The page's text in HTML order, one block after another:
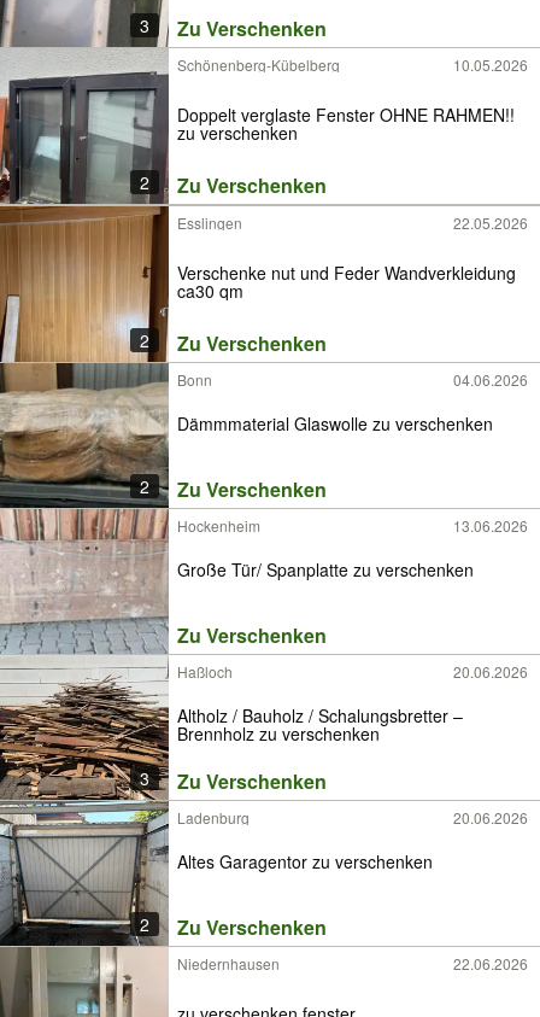
3 Zu Verschenken
2
Schönenberg-Kübelberg 10.05.2026
Doppelt verglaste Fenster OHNE RAHMEN!!
zu verschenken
Zu Verschenken
2
Esslingen 22.05.2026
Verschenke nut und Feder Wandverkleidung
ca30 qm
Zu Verschenken
2
Bonn 04.06.2026
Dämmmaterial Glaswolle zu verschenken
Zu Verschenken
Hockenheim 13.06.2026
Große Tür/ Spanplatte zu verschenken
Zu Verschenken
3
Haßloch 20.06.2026
Altholz / Bauholz / Schalungsbretter –
Brennholz zu verschenken
Zu Verschenken
2
Ladenburg 20.06.2026
Altes Garagentor zu verschenken
Zu Verschenken
Niedernhausen 22.06.2026